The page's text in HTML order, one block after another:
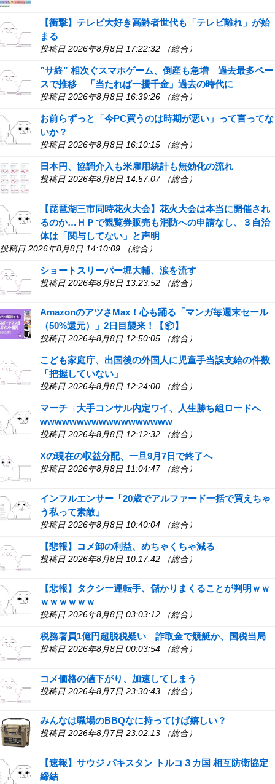
【衝撃】テレビ大好き高齢者世代も「テレビ離れ」が始
まる
投稿日 2026年8月8日 17:22:32 （総合）
”サ終” 相次ぐスマホゲーム、倒産も急増 過去最多ペー
スで推移 「当たれば一攫千金」過去の時代に
投稿日 2026年8月8日 16:39:26 （総合）
お前らずっと「今PC買うのは時期が悪い」って言ってな
いか？
投稿日 2026年8月8日 16:10:15 （総合）
日本円、協調介入も米雇用統計も無効化の流れ
投稿日 2026年8月8日 14:57:07 （総合）
【琵琶湖三市同時花火大会】花火大会は本当に開催され
るのか…ＨＰで観覧券販売も消防への申請なし、３自治
体は「関与してない」と声明
投稿日 2026年8月8日 14:10:09 （総合）
ショートスリーパー堀大輔、涙を流す
投稿日 2026年8月8日 13:23:52 （総合）
AmazonのアツさMax！心も踊る「マンガ毎週末セール
（50%還元）」2日目襲来！【📦】
投稿日 2026年8月8日 12:50:05 （総合）
こども家庭庁、出国後の外国人に児童手当誤支給の件数
「把握していない」
投稿日 2026年8月8日 12:24:00 （総合）
マーチ→大手コンサル内定ワイ、人生勝ち組ロードへ
wwwwwwwwwwwwwwwwww
投稿日 2026年8月8日 12:12:32 （総合）
Xの現在の収益分配、一旦9月7日で終了へ
投稿日 2026年8月8日 11:04:47 （総合）
インフルエンサー「20歳でアルファード一括で買えちゃ
う私って素敵」
投稿日 2026年8月8日 10:40:04 （総合）
【悲報】コメ卸の利益、めちゃくちゃ減る
投稿日 2026年8月8日 10:17:42 （総合）
【悲報】タクシー運転手、儲かりまくることが判明ｗｗ
ｗｗｗｗｗｗ
投稿日 2026年8月8日 03:03:12 （総合）
税務署員1億円超脱税疑い 詐取金で競艇か、国税当局
投稿日 2026年8月8日 00:03:54 （総合）
コメ価格の値下がり、加速してしまう
投稿日 2026年8月7日 23:30:43 （総合）
みんなは職場のBBQなに持ってけば嬉しい？
投稿日 2026年8月7日 23:02:13 （総合）
【速報】サウジ パキスタン トルコ３カ国 相互防衛協定
締結